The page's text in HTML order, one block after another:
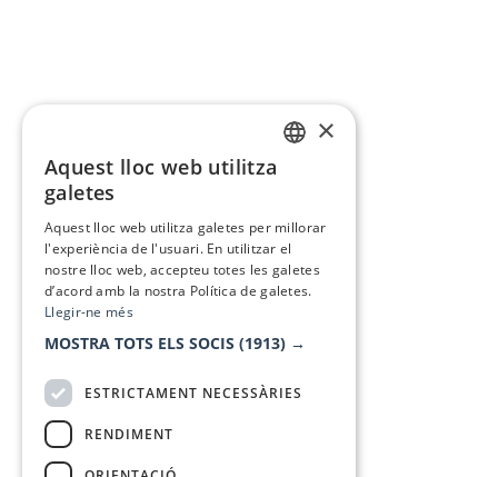
×
Aquest lloc web utilitza
galetes
Aquest lloc web utilitza galetes per millorar
l'experiència de l'usuari. En utilitzar el
nostre lloc web, accepteu totes les galetes
d’acord amb la nostra Política de galetes.
Llegir-ne més
MOSTRA TOTS ELS SOCIS (1913) →
ESTRICTAMENT NECESSÀRIES
RENDIMENT